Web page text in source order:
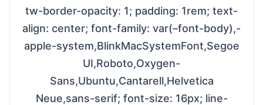
tw-border-opacity: 1; padding: 1rem; text-
align: center; font-family: var(–font-body),-
apple-system,BlinkMacSystemFont,Segoe
UI,Roboto,Oxygen-
Sans,Ubuntu,Cantarell,Helvetica
Neue,sans-serif; font-size: 16px; line-